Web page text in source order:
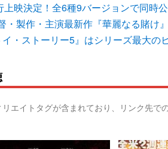
上映決定！全6種9バージョンで同時
・製作・主演最新作『華麗なる賭け
イ・ストーリー5』はシリーズ最大の
エイトタグが含まれており、リンク先で